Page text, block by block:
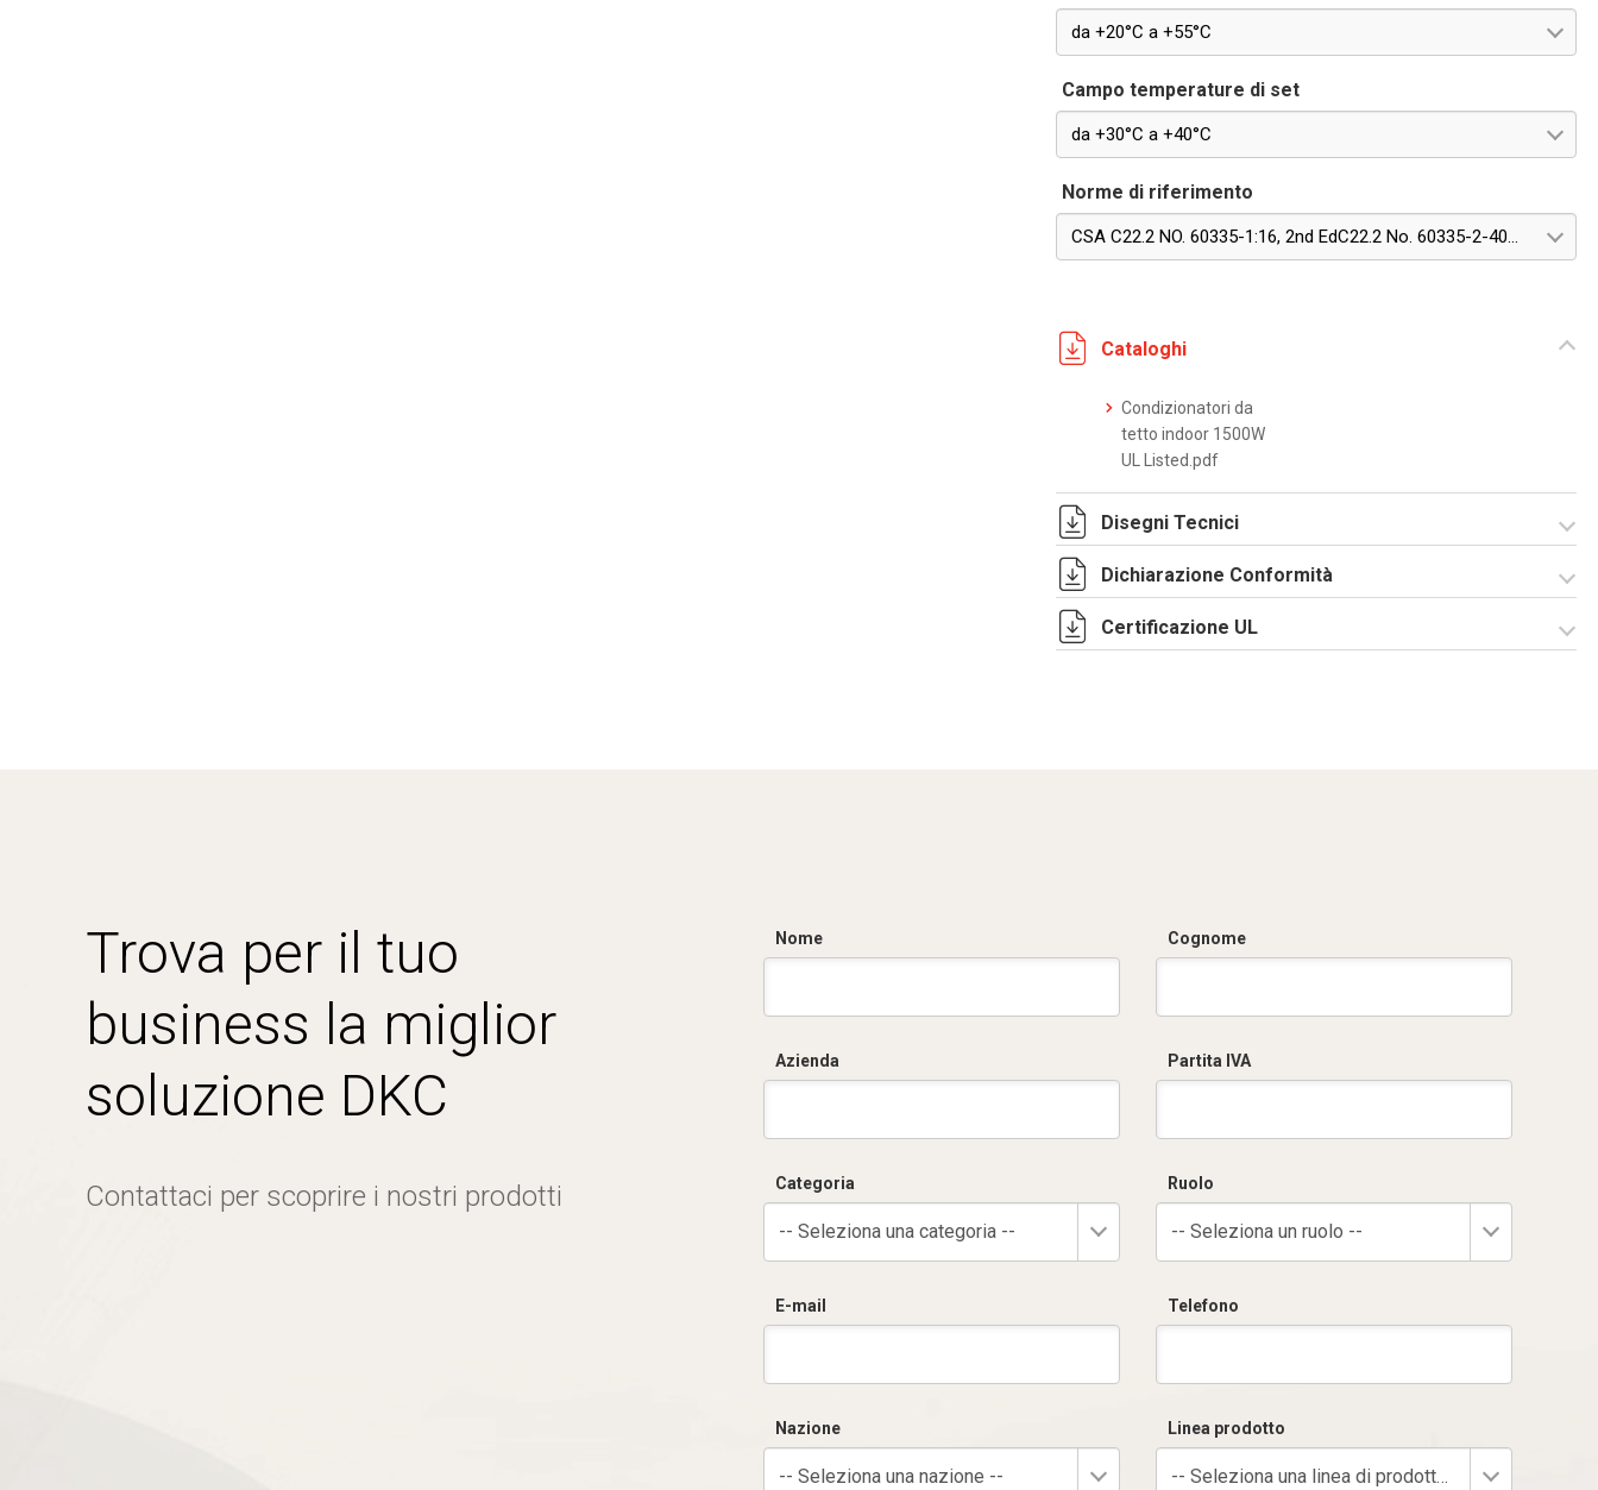
da +20°C a +55°C
Campo temperature di set
da +30°C a +40°C
Norme di riferimento
CSA C22.2 NO. 60335-1:16, 2nd EdC22.2 No. 60335-2-40:22, Edition 4
Cataloghi
Condizionatori da
tetto indoor 1500W
UL Listed.pdf
Disegni Tecnici
DF0004.pdf
SE0557.pdf
Dichiarazione Conformità
CE Declaration -
Certificazione UL
Trova per il tuo
business la miglior
soluzione DKC
Contattaci per scoprire i nostri prodotti
Nome Cognome
Azienda Partita IVA
Categoria
-- Seleziona una categoria --
Ruolo
-- Seleziona un ruolo --
E-mail Telefono
Nazione
-- Seleziona una nazione --
Linea prodotto
-- Seleziona una linea di prodotto --